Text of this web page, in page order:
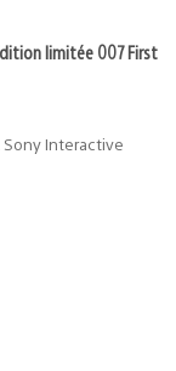
limitée 007 First
Interactive